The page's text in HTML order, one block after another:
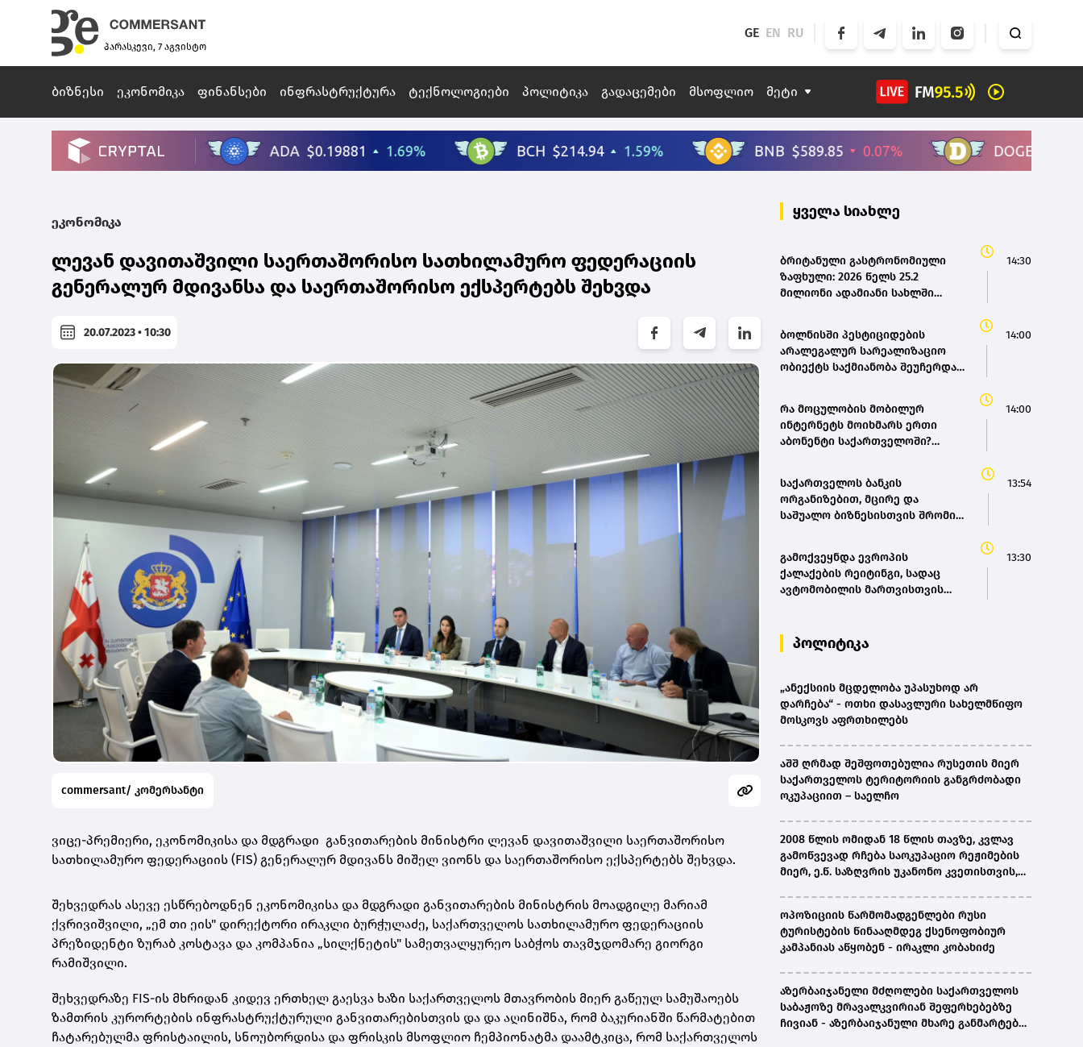
პარასკევი, 7 აგვისტო
GE EN RU
ბიზნესი ეკონომიკა ფინანსები ინფრასტრუქტურა ტექნოლოგიები პოლიტიკა გადაცემები მსოფლიო მეტი
ეკონომიკა
ლევან დავითაშვილი საერთაშორისო სათხილამურო ფედერაციის
გენერალურ მდივანსა და საერთაშორისო ექსპერტებს შეხვდა
20.07.2023 • 10:30
commersant/ კომერსანტი
ვიცე-პრემიერი, ეკონომიკისა და მდგრადი განვითარების მინისტრი ლევან დავითაშვილი საერთაშორისო
სათხილამურო ფედერაციის (FIS) გენერალურ მდივანს მიშელ ვიონს და საერთაშორისო ექსპერტებს შეხვდა.
შეხვედრას ასევე ესწრებოდნენ ეკონომიკისა და მდგრადი განვითარების მინისტრის მოადგილე მარიამ
ქვრივიშვილი, „ემ თი ეის" დირექტორი ირაკლი ბურჭულაძე, საქართველოს სათხილამურო ფედერაციის
პრეზიდენტი ზურაბ კოსტავა და კომპანია „სილქნეტის" სამეთვალყურეო საბჭოს თავმჯდომარე გიორგი
რამიშვილი.
შეხვედრაზე FIS-ის მხრიდან კიდევ ერთხელ გაესვა ხაზი საქართველოს მთავრობის მიერ გაწეულ სამუშაოებს
ზამთრის კურორტების ინფრასტრუქტურული განვითარებისთვის და და აღინიშნა, რომ ბაკურიანში წარმატებით
ჩატარებულმა ფრისტაილის, სნოუბორდისა და ფრისკის მსოფლიო ჩემპიონატმა დაამტკიცა, რომ საქართველოს
ყველა სიახლე
ბრიტანული გასტრონომიული
ზაფხული: 2026 წელს 25.2
მილიონი ადამიანი სახლში
14:30
ბოლნისში პესტიციდების
არალეგალურ სარეალიზაციო
ობიექტს საქმიანობა შეუჩერდა –
14:00
რა მოცულობის მობილურ
ინტერნეტს მოიხმარს ერთი
აბონენტი საქართველოში?
14:00
საქართველოს ბანკის
ორგანიზებით, მცირე და
საშუალო ბიზნესისთვის შრომის
13:54
გამოქვეყნდა ევროპის
ქალაქების რეიტინგი, სადაც
ავტომობილის მართვისთვის
13:30
პოლიტიკა
„ანექსიის მცდელობა უპასუხოდ არ
დარჩება“ - ოთხი დასავლური სახელმწიფო
მოსკოვს აფრთხილებს
აშშ ღრმად შეშფოთებულია რუსეთის მიერ
საქართველოს ტერიტორიის განგრძობადი
ოკუპაციით – საელჩო
2008 წლის ომიდან 18 წლის თავზე, კვლავ
გამოწვევად რჩება საოკუპაციო რეჟიმების
მიერ, ე.წ. საზღვრის უკანონო კვეთისთვის,
ენაზე განათლების ხელმისაწვდომობა-
სახალხო დამცველი
ოპოზიციის წარმომადგენლები რუსი
ტურისტების წინააღმდეგ ქსენოფობიურ
კამპანიას აწყობენ - ირაკლი კობახიძე
აზერბაიჯანელი მძღოლები საქართველოს
საბაჟოზე მრავალკვირიან შეფერხებებზე
ჩივიან - აზერბაიჯანული მხარე განმარტებას